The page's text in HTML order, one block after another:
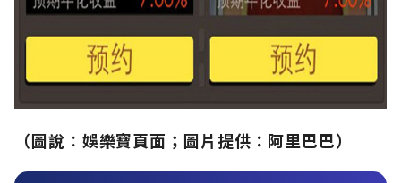
（圖說：娛樂寶頁面；圖片提供：阿里巴巴）